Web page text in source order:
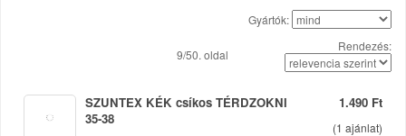
Gyártók:
9/50. oldal
Rendezés:
1.490 Ft
(1 ajánlat)
SZUNTEX KÉK csíkos TÉRDZOKNI
35-38